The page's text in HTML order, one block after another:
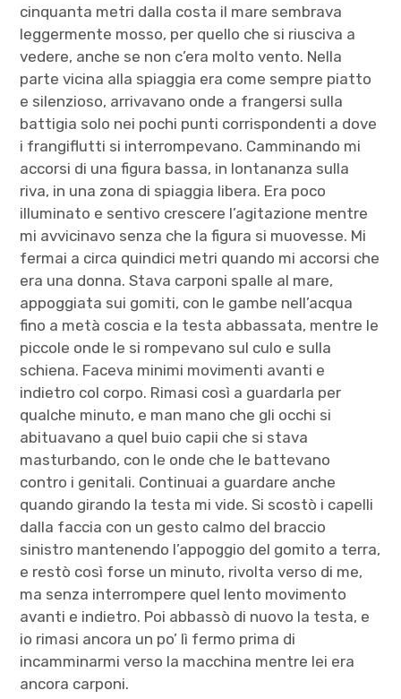
cinquanta metri dalla costa il mare sembrava
leggermente mosso, per quello che si riusciva a
vedere, anche se non c’era molto vento. Nella
parte vicina alla spiaggia era come sempre piatto
e silenzioso, arrivavano onde a frangersi sulla
battigia solo nei pochi punti corrispondenti a dove
i frangiflutti si interrompevano. Camminando mi
accorsi di una figura bassa, in lontananza sulla
riva, in una zona di spiaggia libera. Era poco
illuminato e sentivo crescere l’agitazione mentre
mi avvicinavo senza che la figura si muovesse. Mi
fermai a circa quindici metri quando mi accorsi che
era una donna. Stava carponi spalle al mare,
appoggiata sui gomiti, con le gambe nell’acqua
fino a metà coscia e la testa abbassata, mentre le
piccole onde le si rompevano sul culo e sulla
schiena. Faceva minimi movimenti avanti e
indietro col corpo. Rimasi così a guardarla per
qualche minuto, e man mano che gli occhi si
abituavano a quel buio capii che si stava
masturbando, con le onde che le battevano
contro i genitali. Continuai a guardare anche
quando girando la testa mi vide. Si scostò i capelli
dalla faccia con un gesto calmo del braccio
sinistro mantenendo l’appoggio del gomito a terra,
e restò così forse un minuto, rivolta verso di me,
ma senza interrompere quel lento movimento
avanti e indietro. Poi abbassò di nuovo la testa, e
io rimasi ancora un po’ lì fermo prima di
incamminarmi verso la macchina mentre lei era
ancora carponi.